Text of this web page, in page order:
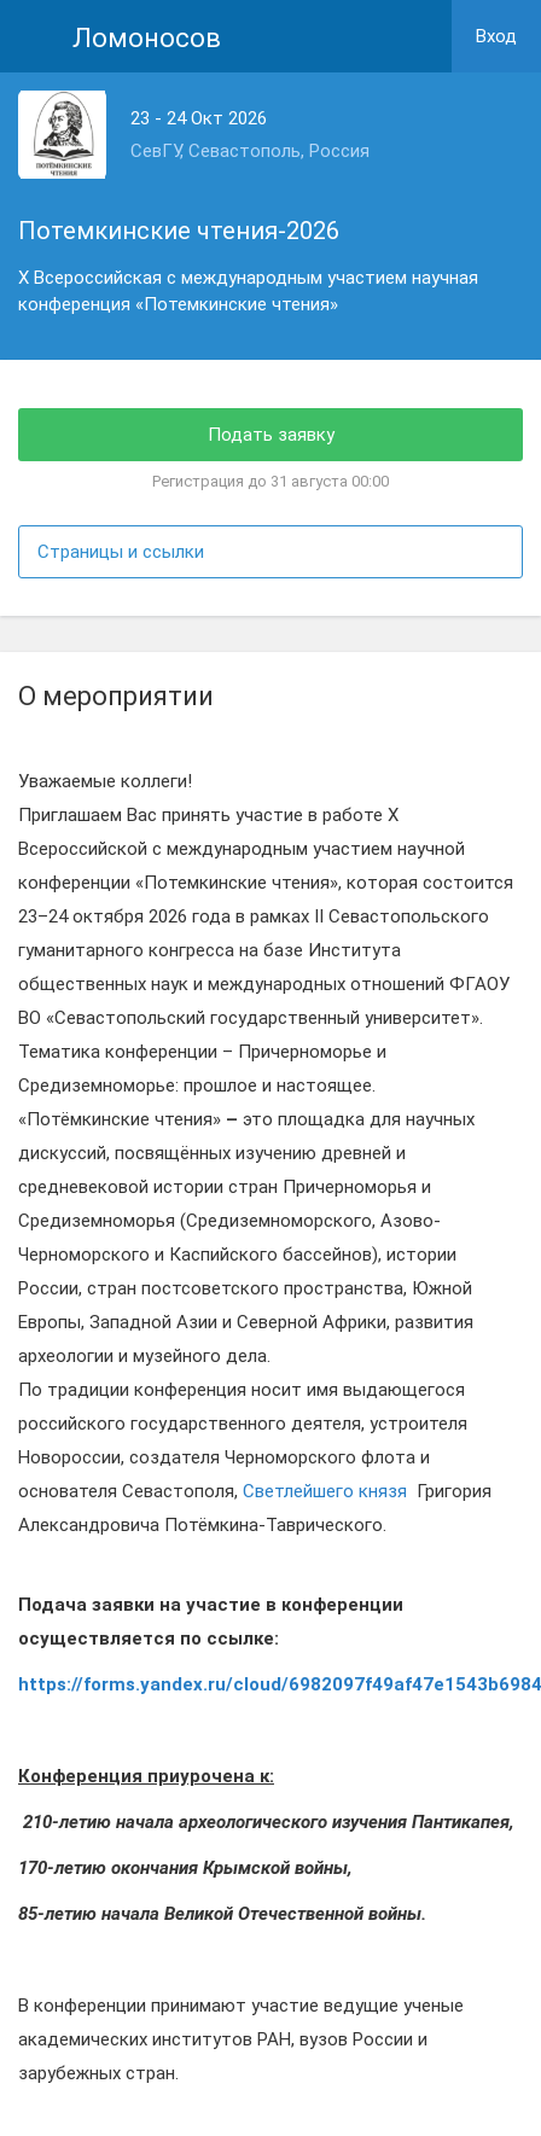
Ломоносов Вход
23 - 24 Окт 2026
СевГУ, Севастополь, Россия
Потемкинские чтения-2026
X Всероссийская с международным участием научная
конференция «Потемкинские чтения»
Подать заявку
Регистрация до 31 августа 00:00
Страницы и ссылки
О мероприятии
Уважаемые коллеги!
Приглашаем Вас принять участие в работе X
Всероссийской с международным участием научной
конференции «Потемкинские чтения», которая состоится
23–24 октября 2026 года в рамках II Севастопольского
гуманитарного конгресса на базе Института
общественных наук и международных отношений ФГАОУ
ВО «Севастопольский государственный университет».
Тематика конференции – Причерноморье и
Средиземноморье: прошлое и настоящее.
«Потёмкинские чтения» – это площадка для научных
дискуссий, посвящённых изучению древней и
средневековой истории стран Причерноморья и
Средиземноморья (Средиземноморского, Азово-
Черноморского и Каспийского бассейнов), истории
России, стран постсоветского пространства, Южной
Европы, Западной Азии и Северной Африки, развития
археологии и музейного дела.
По традиции конференция носит имя выдающегося
российского государственного деятеля, устроителя
Новороссии, создателя Черноморского флота и
основателя Севастополя, Светлейшего князя Григория
Александровича Потёмкина-Таврического.
Подача заявки на участие в конференции
осуществляется по ссылке:
https://forms.yandex.ru/cloud/
Конференция приурочена к:
210-летию начала археологического изучения Пантикапея,
170-летию окончания Крымской войны,
85-летию начала Великой Отечественной войны.
В конференции принимают участие ведущие ученые
академических институтов РАН, вузов России и
зарубежных стран.